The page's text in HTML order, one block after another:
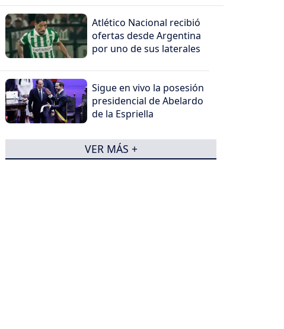
Atlético Nacional recibió
ofertas desde Argentina
por uno de sus laterales
Sigue en vivo la posesión
presidencial de Abelardo
de la Espriella
VER MÁS +